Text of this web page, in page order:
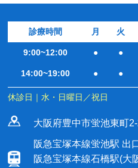
診療時間 月 火
9:00~12:00 ● ●
14:00~19:00 ● ●
休診日｜水・日曜日／祝日
大阪府豊中市蛍池東町
阪急宝塚本線蛍池駅 出
阪急宝塚本線石橋駅(大